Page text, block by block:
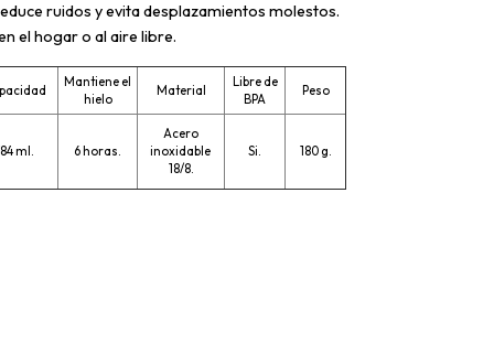
ruidos y evita desplazamientos molestos.
el hogar o al aire libre.
Mantiene el
hielo
Material
Libre de
BPA
Peso
ml. 6 horas.
Acero
inoxidable
18/8.
Si. 180 g.